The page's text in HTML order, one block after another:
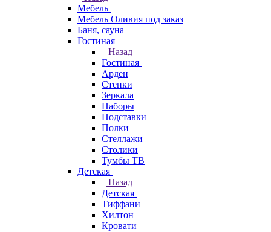
Мебель
Мебель Оливия под заказ
Баня, сауна
Гостиная
Назад
Гостиная
Арден
Стенки
Зеркала
Наборы
Подставки
Полки
Стеллажи
Столики
Тумбы ТВ
Детская
Назад
Детская
Тиффани
Хилтон
Кровати